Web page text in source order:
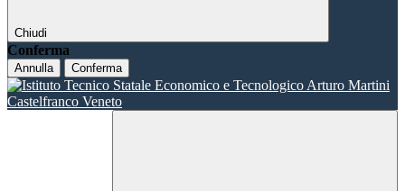
Chiudi
Conferma
Annulla Conferma